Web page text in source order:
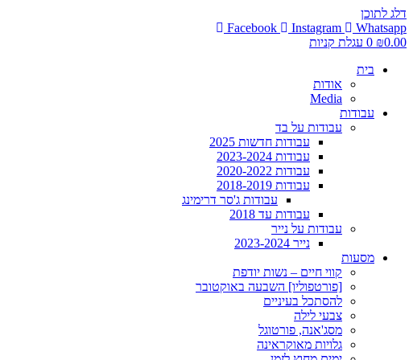
דלג לתוכן
Facebook
Instagram
Whatsapp
₪0.00
0 עגלת קניות
בית
אודות
Media
עבודות
עבודות על בד
עבודות חדשות 2025
עבודות 2023-2024
עבודות 2020-2022
עבודות 2018-2019
עבודות ג'סר דרימינג
עבודות עד 2018
עבודות על נייר
נייר 2023-2024
מסעות
קווי חיים – נשות יודפת
[פורטפוליו] השבעה באוקטובר
להסתכל בעיניים
צבעי לילה
מסג'אנה, פורטוגל
גלויות מאוקראינה